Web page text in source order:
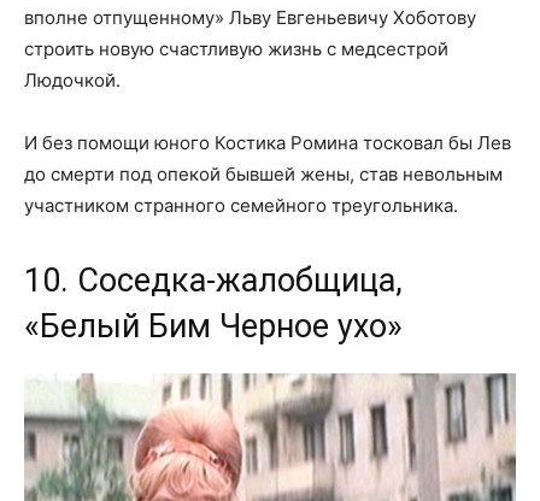
вполне отпущенному» Льву Евгеньевичу Хоботову
строить новую счастливую жизнь с медсестрой
Людочкой.
И без помощи юного Костика Ромина тосковал бы Лев
до смерти под опекой бывшей жены, став невольным
участником странного семейного треугольника.
10. Соседка-жалобщица,
«Белый Бим Черное ухо»